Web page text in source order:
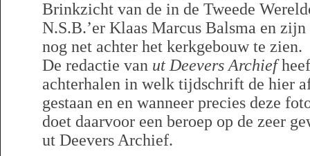
Brinkzicht van de in de Tweede
N.S.B.’er Klaas Marcus Balsma en
nog net achter het kerkgebouw te zien.
De redactie van ut Deevers Archief
achterhalen in welk tijdschrift de hier
gestaan en en wanneer precies deze
doet daarvoor een beroep op de zeer
ut Deevers Archief.